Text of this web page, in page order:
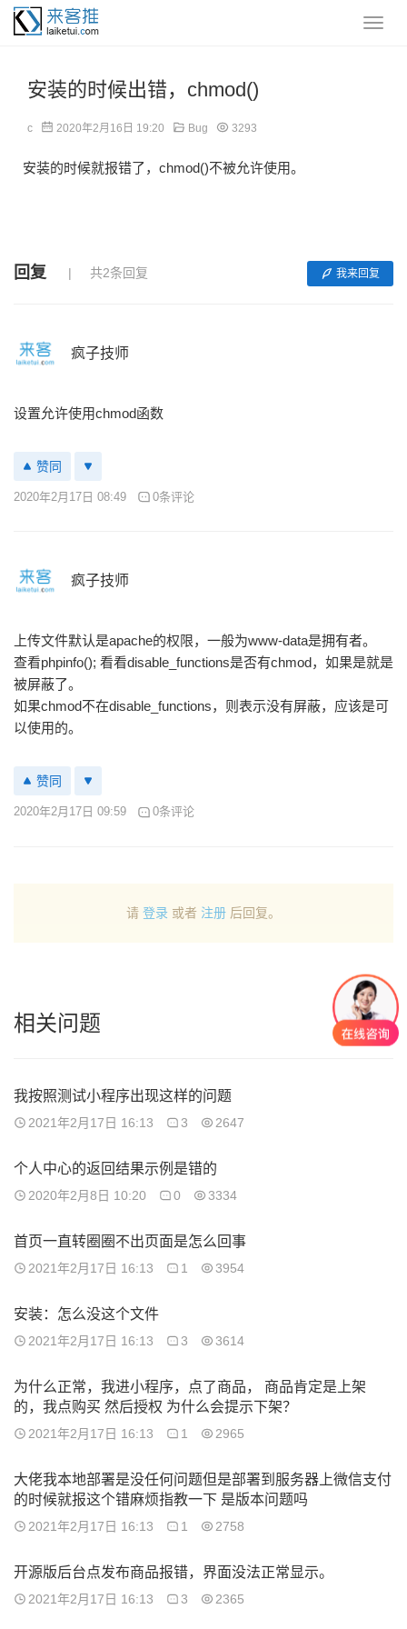
安装的时候出错，chmod()
c 2020年2月16日 19:20 Bug 3293
安装的时候就报错了，chmod()不被允许使用。
回复 共2条回复 我来回复
疯子技师
设置允许使用chmod函数
赞同
2020年2月17日 08:49 0条评论
疯子技师
上传文件默认是apache的权限，一般为www-data是拥有者。
查看phpinfo(); 看看disable_functions是否有chmod，如果是就是
被屏蔽了。
如果chmod不在disable_functions，则表示没有屏蔽，应该是可
以使用的。
赞同
2020年2月17日 09:59 0条评论
请 登录 或者 注册 后回复。
相关问题
我按照测试小程序出现这样的问题
2021年2月17日 16:13 3 2647
个人中心的返回结果示例是错的
2020年2月8日 10:20 0 3334
首页一直转圈圈不出页面是怎么回事
2021年2月17日 16:13 1 3954
安装：怎么没这个文件
2021年2月17日 16:13 3 3614
为什么正常，我进小程序，点了商品， 商品肯定是上架
的，我点购买 然后授权 为什么会提示下架？
2021年2月17日 16:13 1 2965
大佬我本地部署是没任何问题但是部署到服务器上微信支付
的时候就报这个错麻烦指教一下 是版本问题吗
2021年2月17日 16:13 1 2758
开源版后台点发布商品报错，界面没法正常显示。
2021年2月17日 16:13 3 2365